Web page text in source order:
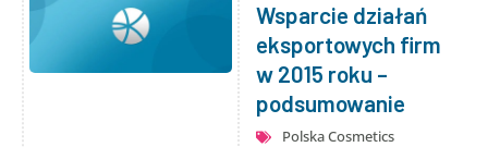
Wsparcie działań
eksportowych firm
w 2015 roku –
podsumowanie
Polska Cosmetics